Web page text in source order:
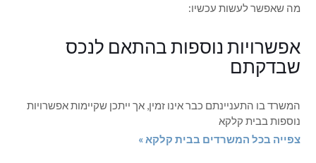
מה שאפשר לעשות עכשיו:
אפשרויות נוספות בהתאם לנכס
שבדקתם
המשרד בו התעניינתם כבר אינו זמין, אך ייתכן שקיימות אפשרויות
נוספות בבית קלקא
צפייה בכל המשרדים בבית קלקא »